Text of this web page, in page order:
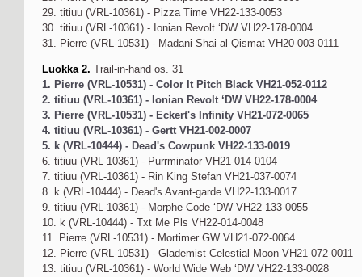
29. titiuu (VRL-10361) - Pizza Time VH22-133-0053
30. titiuu (VRL-10361) - Ionian Revolt ‘DW VH22-178-0004
31. Pierre (VRL-10531) - Madani Shai al Qismat VH20-003-0111
Luokka 2. Trail-in-hand os. 31
1. Pierre (VRL-10531) - Color It Pitch Black VH21-052-0112
2. titiuu (VRL-10361) - Ionian Revolt ‘DW VH22-178-0004
3. Pierre (VRL-10531) - Eckert's Infinity VH21-072-0065
4. titiuu (VRL-10361) - Gertt VH21-002-0007
5. k (VRL-10444) - Dead's Cowpunk VH22-133-0019
6. titiuu (VRL-10361) - Purrminator VH21-014-0104
7. titiuu (VRL-10361) - Rin King Stefan VH21-037-0074
8. k (VRL-10444) - Dead's Avant-garde VH22-133-0017
9. titiuu (VRL-10361) - Morphe Code ‘DW VH22-133-0055
10. k (VRL-10444) - Txt Me Pls VH22-014-0048
11. Pierre (VRL-10531) - Mortimer GW VH21-072-0064
12. Pierre (VRL-10531) - Glademist Celestial Moon VH21-072-0011
13. titiuu (VRL-10361) - World Wide Web ‘DW VH22-133-0028